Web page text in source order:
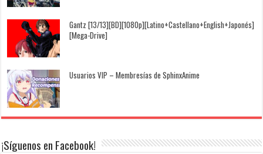
Gantz [13/13][BD][1080p][Latino+Castellano+English+Japonés]
[Mega-Drive]
Usuarios VIP – Membresías de SphinxAnime
¡Síguenos en Facebook!